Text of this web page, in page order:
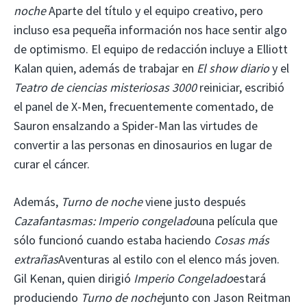
nocheAparte del título y el equipo creativo, pero
incluso esa pequeña información nos hace sentir algo
de optimismo. El equipo de redacción incluye a Elliott
Kalan quien, además de trabajar en El show diarioy el
Teatro de ciencias misteriosas 3000reiniciar, escribió
el panel de X-Men, frecuentemente comentado, de
Sauron ensalzando a Spider-Man las virtudes de
convertir a las personas en dinosaurios en lugar de
curar el cáncer.
Además, Turno de nocheviene justo después
Cazafantasmas: Imperio congeladouna película que
sólo funcionó cuando estaba haciendo Cosas más
extrañasAventuras al estilo con el elenco más joven.
Gil Kenan, quien dirigió Imperio Congeladoestará
produciendo Turno de nochejunto con Jason Reitman